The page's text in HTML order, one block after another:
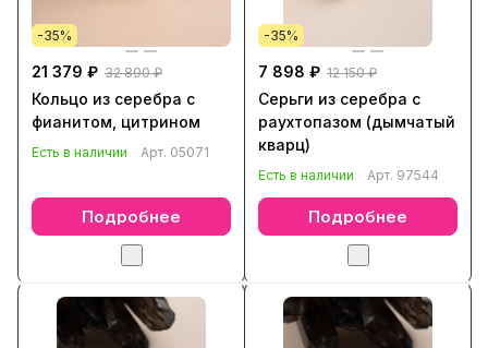
-35%
21 379 ₽ 32 890 ₽
Кольцо из серебра с
фианитом, цитрином
Есть в наличии Арт. 05071
Подробнее
-35%
7 898 ₽ 12 150 ₽
Серьги из серебра с
раухтопазом (дымчатый
кварц)
Есть в наличии Арт. 97544
Подробнее